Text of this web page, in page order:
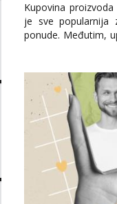
Kupovina
je sve popularnija
ponude. Međutim,
se pojavljuju i
internetske